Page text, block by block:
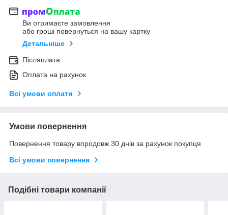
Ви отримаєте замовлення
або гроші повернуться на вашу картку
Детальніше
Післяплата
Оплата на рахунок
Всі умови оплати
Умови повернення
Повернення товару впродовж 30 днів за рахунок покупця
Всі умови повернення
Подібні товари компанії